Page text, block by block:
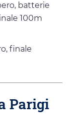
batterie
100m
finale
Parigi